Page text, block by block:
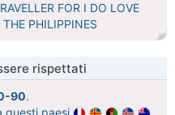
FOR I DO LOVE
PHILIPPINES
rispettati
90.